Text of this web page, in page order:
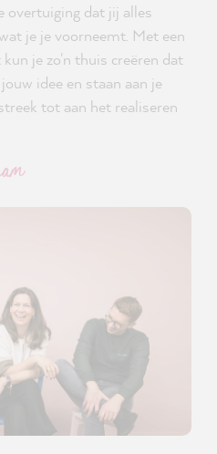
overtuiging dat jij alles
je je voorneemt. Met een
je zo'n thuis creëren dat
idee en staan aan je
tot aan het realiseren